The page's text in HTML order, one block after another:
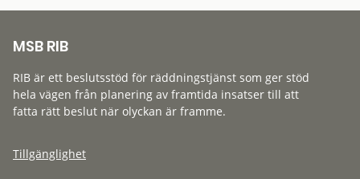
MSB RIB
RIB är ett beslutsstöd för räddningstjänst som ger stöd
hela vägen från planering av framtida insatser till att
fatta rätt beslut när olyckan är framme.
Tillgänglighet